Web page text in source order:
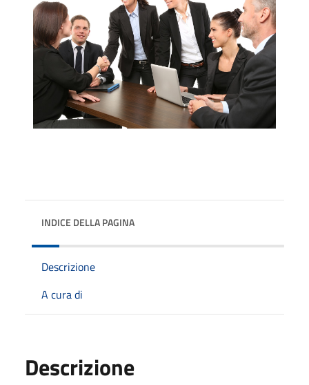
INDICE DELLA PAGINA
Descrizione
A cura di
Descrizione